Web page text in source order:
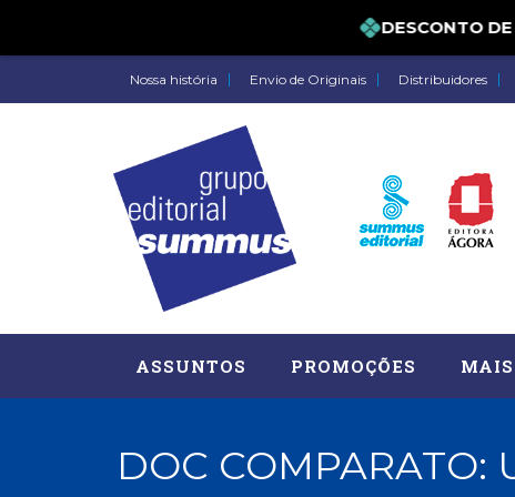
DESCONTO DE
Nossa história Envio de Originais Distribuidores
ASSUNTOS PROMOÇÕES
DOC COMPARATO: